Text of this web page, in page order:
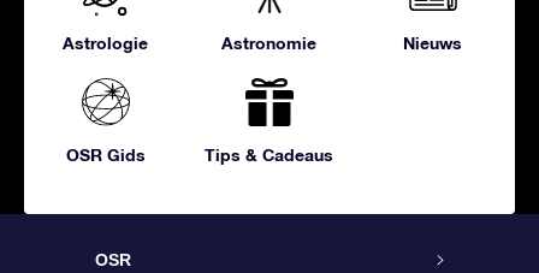
Astrologie Astronomie Nieuws
OSR Gids Tips & Cadeaus
OSR